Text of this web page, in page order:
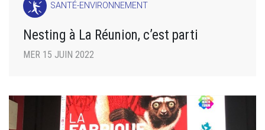
SANTÉ-ENVIRONNEMENT
Nesting à La Réunion, c’est parti
MER 15 JUIN 2022